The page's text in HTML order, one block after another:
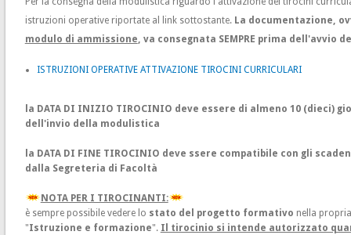
istruzioni operative riportate al link sottostante. La documentazione,
modulo di ammissione, va consegnata SEMPRE prima dell'avvio
ISTRUZIONI OPERATIVE ATTIVAZIONE TIROCINI CURRICULARI
la DATA DI INIZIO TIROCINIO deve essere di almeno 10 (dieci)
dell'invio della modulistica
la DATA DI FINE TIROCINIO deve ssere compatibile con gli
dalla Segreteria di Facoltà
NOTA PER I TIROCINANTI:
è sempre possibile vedere lo stato del progetto formativo nella
"Istruzione e formazione". Il tirocinio si intende autorizzato